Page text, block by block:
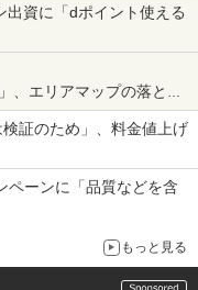
資に「dポイント使える
、エリアマップの落とし
証のため」、料金値上げ
ペーンに「品質などを含
もっと見る